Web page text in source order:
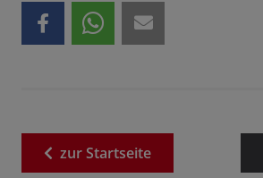
zurStartseite